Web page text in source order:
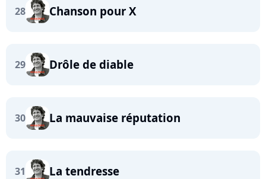
28 Chanson pour X
29 Drôle de diable
30 La mauvaise réputation
31 La tendresse